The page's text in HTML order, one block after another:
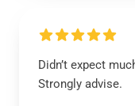
Didn’t expect
Strongly advise.